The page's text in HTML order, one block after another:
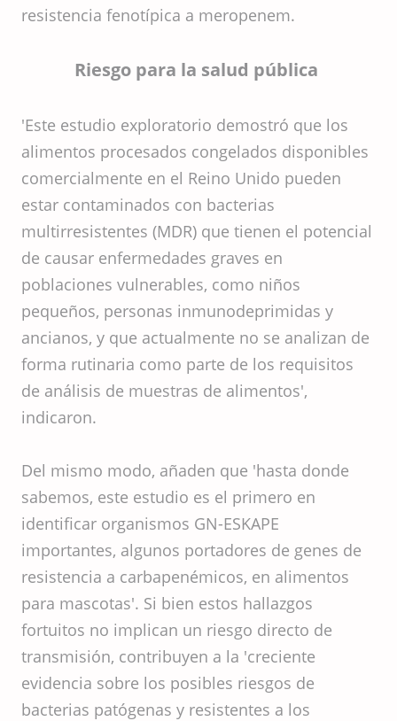
resistencia fenotípica a meropenem.
Riesgo para la salud pública
'Este estudio exploratorio demostró que los
alimentos procesados ​​congelados disponibles
comercialmente en el Reino Unido pueden
estar contaminados con bacterias
multirresistentes (MDR) que tienen el potencial
de causar enfermedades graves en
poblaciones vulnerables, como niños
pequeños, personas inmunodeprimidas y
ancianos, y que actualmente no se analizan de
forma rutinaria como parte de los requisitos
de análisis de muestras de alimentos',
indicaron.
Del mismo modo, añaden que 'hasta donde
sabemos, este estudio es el primero en
identificar organismos GN-ESKAPE
importantes, algunos portadores de genes de
resistencia a carbapenémicos, en alimentos
para mascotas'. Si bien estos hallazgos
fortuitos no implican un riesgo directo de
transmisión, contribuyen a la 'creciente
evidencia sobre los posibles riesgos de
bacterias patógenas y resistentes a los